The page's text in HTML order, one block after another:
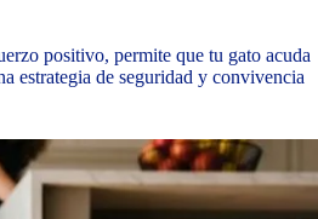
positivo, permite que tu gato acuda
estrategia de seguridad y convivencia